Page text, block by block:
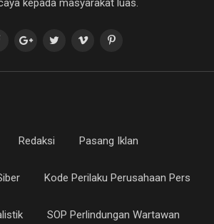
informasi secara cepat dan